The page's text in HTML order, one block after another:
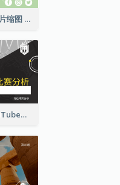
素食食谱YouTube 影片缩图
篮球比赛分析体育YouTube排名